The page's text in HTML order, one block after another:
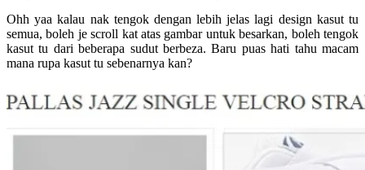
Ohh yaa kalau nak tengok dengan lebih jelas lagi design kasut tu
semua, boleh je scroll kat atas gambar untuk besarkan, boleh tengok
kasut tu dari beberapa sudut berbeza. Baru puas hati tahu macam
mana rupa kasut tu sebenarnya kan?